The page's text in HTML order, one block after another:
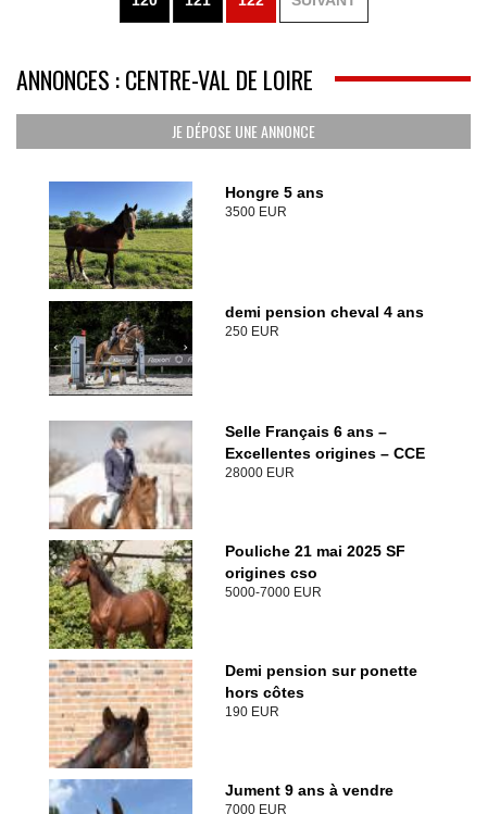
ANNONCES : CENTRE-VAL DE LOIRE
JE DÉPOSE UNE ANNONCE
Hongre 5 ans
3500 EUR
demi pension cheval 4 ans
250 EUR
Selle Français 6 ans –
Excellentes origines – CCE
28000 EUR
Pouliche 21 mai 2025 SF
origines cso
5000-7000 EUR
Demi pension sur ponette
hors côtes
190 EUR
Jument 9 ans à vendre
7000 EUR